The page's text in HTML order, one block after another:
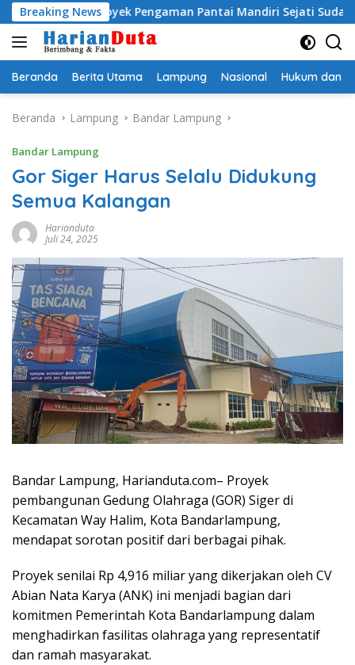
Langsung
ke
konten
Breaking News
Pengaman Pantai Mandiri Sejati Sudah Sesuai
Beranda Berita Utama Lampung Nasional Hukum dan
Beranda Lampung Bandar Lampung
Bandar Lampung
Gor Siger Harus Selalu Didukung
Semua Kalangan
Harianduta
Juli 24, 2025
Bandar Lampung, Harianduta.com– Proyek
pembangunan Gedung Olahraga (GOR) Siger di
Kecamatan Way Halim, Kota Bandarlampung,
mendapat sorotan positif dari berbagai pihak.
Proyek senilai Rp 4,916 miliar yang dikerjakan oleh CV
Abian Nata Karya (ANK) ini menjadi bagian dari
komitmen Pemerintah Kota Bandarlampung dalam
menghadirkan fasilitas olahraga yang representatif
dan ramah masyarakat.